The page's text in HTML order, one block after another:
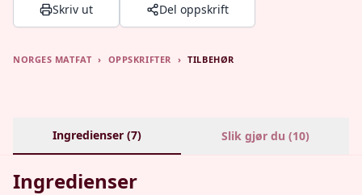
Skriv ut Del oppskrift
NORGES MATFAT › OPPSKRIFTER › TILBEHØR
Ingredienser (7) Slik gjør du (10)
Ingredienser